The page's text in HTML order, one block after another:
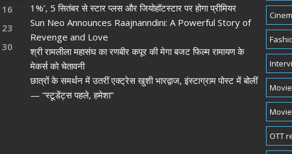
16
23
30
1%’, 5 सितंबर से स्टार प्लस और जियोहॉटस्टार पर होगा प्रीमियर
Sun Neo Announces Raajnanndini: A Powerful Story of
Revenge and Love
श्री रामलीला महासंघ का रणबीर कपूर की मेगा बजट फिल्म रामायण के
मेकर्स को चेतावनी
छात्रों के समर्थन में उतरीं एक्ट्रेस खुशी भारद्वाज, इंस्टाग्राम पोस्ट में बोलीं
— “स्टूडेंट्स पहले, हमेशा”
OTT